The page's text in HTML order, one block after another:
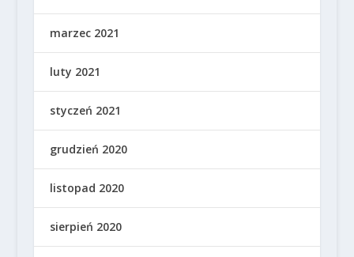
marzec 2021
luty 2021
styczeń 2021
grudzień 2020
listopad 2020
sierpień 2020